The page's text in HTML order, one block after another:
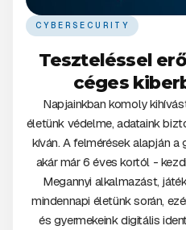
CYBERSECURITY
Teszteléssel
céges
Napjainkban komoly
életünk védelme, adataink
kíván. A felmérések alapján a
akár már 6 éves kortól -
Megannyi alkalmazást,
mindennapi életünk során,
és gyermekeink digitális